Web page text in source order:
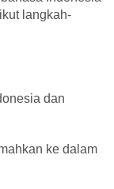
langkah-
dan
ke dalam